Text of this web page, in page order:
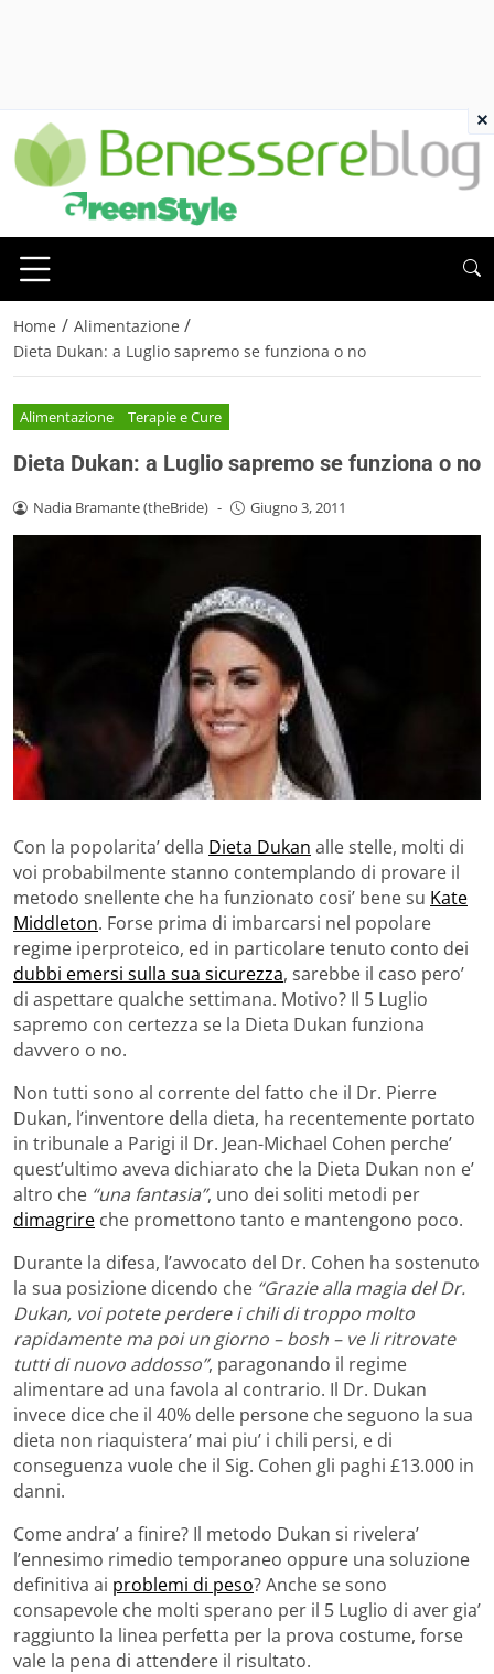
Home / Alimentazione /
Dieta Dukan: a Luglio sapremo se funziona o no
Alimentazione Terapie e Cure
Dieta Dukan: a Luglio sapremo se funziona o no
Nadia Bramante (theBride) - Giugno 3, 2011
Con la popolarita’ della Dieta Dukan alle stelle, molti di
voi probabilmente stanno contemplando di provare il
metodo snellente che ha funzionato cosi’ bene su Kate
Middleton. Forse prima di imbarcarsi nel popolare
regime iperproteico, ed in particolare tenuto conto dei
dubbi emersi sulla sua sicurezza, sarebbe il caso pero’
di aspettare qualche settimana. Motivo? Il 5 Luglio
sapremo con certezza se la Dieta Dukan funziona
davvero o no.
Non tutti sono al corrente del fatto che il Dr. Pierre
Dukan, l’inventore della dieta, ha recentemente portato
in tribunale a Parigi il Dr. Jean-Michael Cohen perche’
quest’ultimo aveva dichiarato che la Dieta Dukan non e’
altro che “una fantasia”, uno dei soliti metodi per
dimagrire che promettono tanto e mantengono poco.
Durante la difesa, l’avvocato del Dr. Cohen ha sostenuto
la sua posizione dicendo che “Grazie alla magia del Dr.
Dukan, voi potete perdere i chili di troppo molto
rapidamente ma poi un giorno – bosh – ve li ritrovate
tutti di nuovo addosso”, paragonando il regime
alimentare ad una favola al contrario. Il Dr. Dukan
invece dice che il 40% delle persone che seguono la sua
dieta non riaquistera’ mai piu’ i chili persi, e di
conseguenza vuole che il Sig. Cohen gli paghi £13.000 in
danni.
Come andra’ a finire? Il metodo Dukan si rivelera’
l’ennesimo rimedio temporaneo oppure una soluzione
definitiva ai problemi di peso? Anche se sono
consapevole che molti sperano per il 5 Luglio di aver gia’
raggiunto la linea perfetta per la prova costume, forse
vale la pena di attendere il risultato.
×